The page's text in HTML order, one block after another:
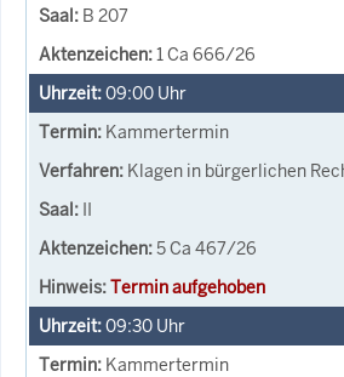
B 207
1 Ca 666/26
09:00 Uhr
Kammertermin
Klagen in bürgerlichen
II
5 Ca 467/26
Termin aufgehoben
09:30 Uhr
Kammertermin